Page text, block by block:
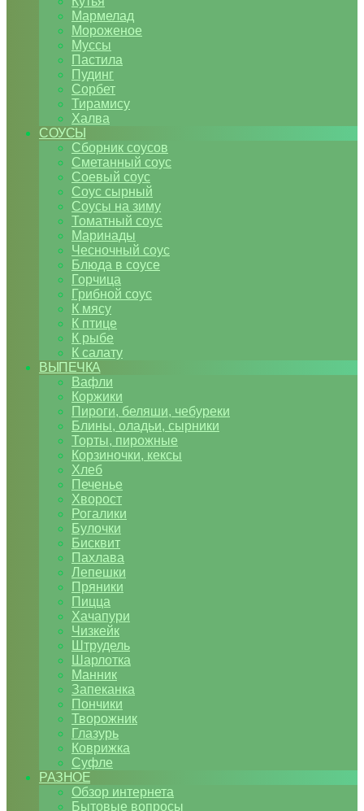
Мармелад
Мороженое
Муссы
Пастила
Пудинг
Сорбет
Тирамису
Халва
СОУСЫ
Сборник соусов
Сметанный соус
Соевый соус
Соус сырный
Соусы на зиму
Томатный соус
Маринады
Чесночный соус
Блюда в соусе
Горчица
Грибной соус
К мясу
К птице
К рыбе
К салату
ВЫПЕЧКА
Вафли
Коржики
Пироги, беляши, чебуреки
Блины, оладьи, сырники
Торты, пирожные
Корзиночки, кексы
Хлеб
Печенье
Хворост
Рогалики
Булочки
Бисквит
Пахлава
Лепешки
Пряники
Пицца
Хачапури
Чизкейк
Штрудель
Шарлотка
Манник
Запеканка
Пончики
Творожник
Глазурь
Коврижка
Суфле
РАЗНОЕ
Обзор интернета
Бытовые вопросы